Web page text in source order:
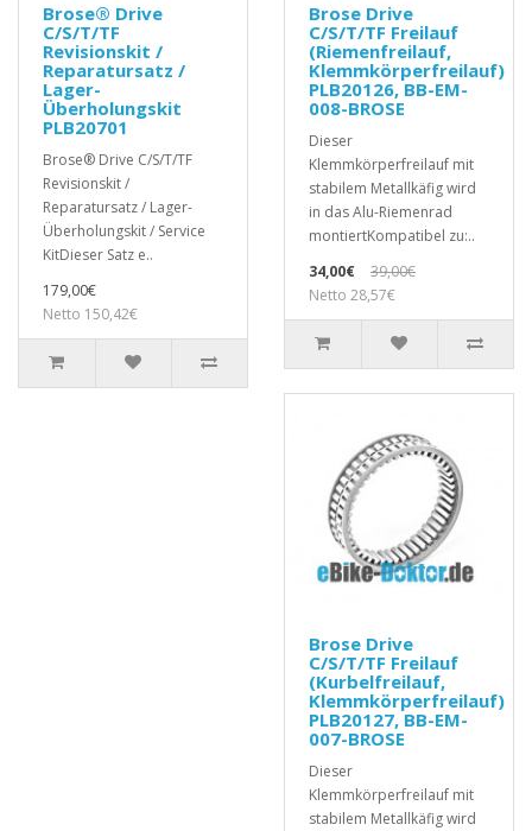
Brose® Drive
C/S/T/TF
Revisionskit /
Reparatursatz /
Lager-
Überholungskit
PLB20701
Brose® Drive C/S/T/TF
Revisionskit /
Reparatursatz / Lager-
Überholungskit / Service
KitDieser Satz e..
179,00€
Netto 150,42€
Brose Drive
C/S/T/TF Freilauf
(Riemenfreilauf,
Klemmkörperfreilauf)
PLB20126, BB-EM-
008-BROSE
Dieser
Klemmkörperfreilauf mit
stabilem Metallkäfig wird
in das Alu-Riemenrad
montiertKompatibel zu:..
34,00€
39,00€
Netto 28,57€
Brose Drive
C/S/T/TF Freilauf
(Kurbelfreilauf,
Klemmkörperfreilauf)
PLB20127, BB-EM-
007-BROSE
Dieser
Klemmkörperfreilauf mit
stabilem Metallkäfig wird